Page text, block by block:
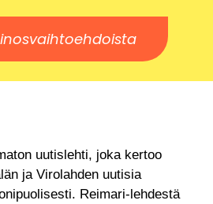
uutislehti, joka kertoo
ja Virolahden uutisia
Reimari-lehdestä